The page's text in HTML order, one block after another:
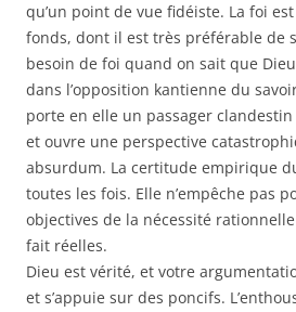
qu’un point de vue fidéiste. La foi
fonds, dont il est très préférable de
besoin de foi quand on sait que
dans l’opposition kantienne du
porte en elle un passager
et ouvre une perspective
absurdum. La certitude empirique
toutes les fois. Elle n’empêche pas
objectives de la nécessité
fait réelles.
Dieu est vérité, et votre
et s’appuie sur des poncifs.